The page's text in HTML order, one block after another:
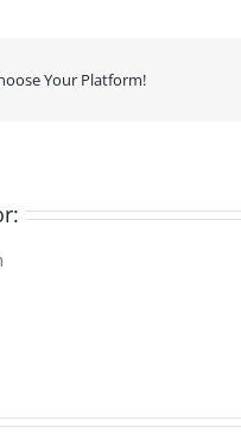
Your Platform!